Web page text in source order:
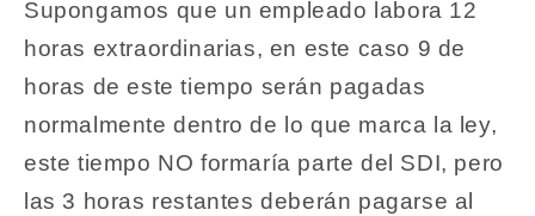
Supongamos que un empleado labora 12
horas extraordinarias, en este caso 9 de
horas de este tiempo serán pagadas
normalmente dentro de lo que marca la ley,
este tiempo NO formaría parte del SDI, pero
las 3 horas restantes deberán pagarse al